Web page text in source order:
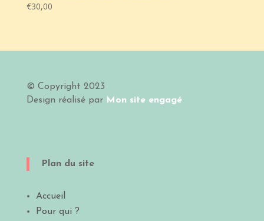
€30,00
© Copyright 2023
Design réalisé par Mon site engagé
Plan du site
Accueil
Pour qui ?